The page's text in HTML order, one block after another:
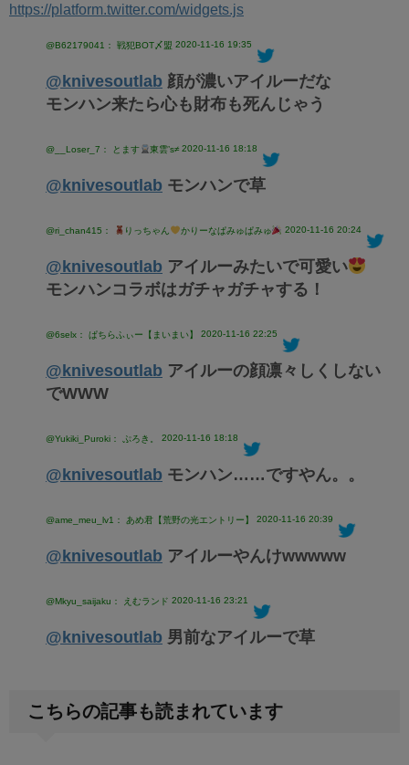
https://platform.twitter.com/widgets.js
@B62179041： 戦犯BOT〆盟 2020-11-16 19:35
@knivesoutlab 顔が濃いアイルーだな
モンハン来たら心も財布も死んじゃう
@__Loser_7： とます 東雲’s≠ 2020-11-16 18:18
@knivesoutlab モンハンで草
@ri_chan415： りっちゃん かりーなぱみゅぱみゅ 2020-11-16 20:24
@knivesoutlab アイルーみたいで可愛い
モンハンコラボはガチャガチャする！
@6selx： ぱちらふぃー【まいまい】 2020-11-16 22:25
@knivesoutlab アイルーの顔凛々しくしない
でWWW
@Yukiki_Puroki： ぷろき。 2020-11-16 18:18
@knivesoutlab モンハン……ですやん。。
@ame_meu_lv1： あめ君【荒野の光エントリー】 2020-11-16 20:39
@knivesoutlab アイルーやんけwwwww
@Mkyu_saijaku： えむランド 2020-11-16 23:21
@knivesoutlab 男前なアイルーで草
こちらの記事も読まれています